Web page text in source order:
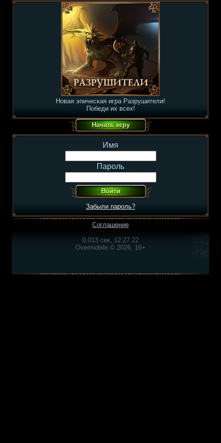
Новая эпическая игра Разрушители!
Победи их всех!
Имя
Пароль
Забыли пароль?
Соглашение
0.013 сек, 12:27:22
Overmobile © 2026, 16+